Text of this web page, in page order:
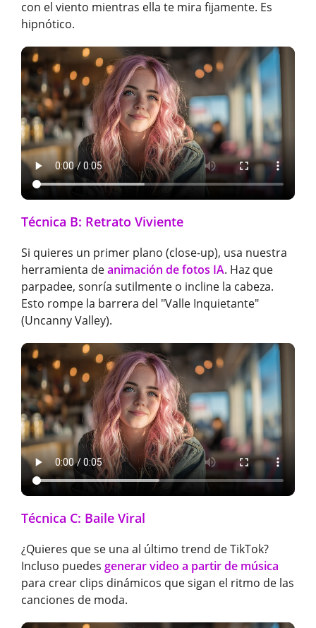
con el viento mientras ella te mira fijamente. Es
hipnótico.
Técnica B: Retrato Viviente
Si quieres un primer plano (close-up), usa nuestra
herramienta deanimación de fotos IA. Haz que
parpadee, sonría sutilmente o incline la cabeza.
Esto rompe la barrera del "Valle Inquietante"
(Uncanny Valley).
Técnica C: Baile Viral
¿Quieres que se una al último trend de TikTok?
Incluso puedes generar video a partir de música
para crear clips dinámicos que sigan el ritmo de las
canciones de moda.